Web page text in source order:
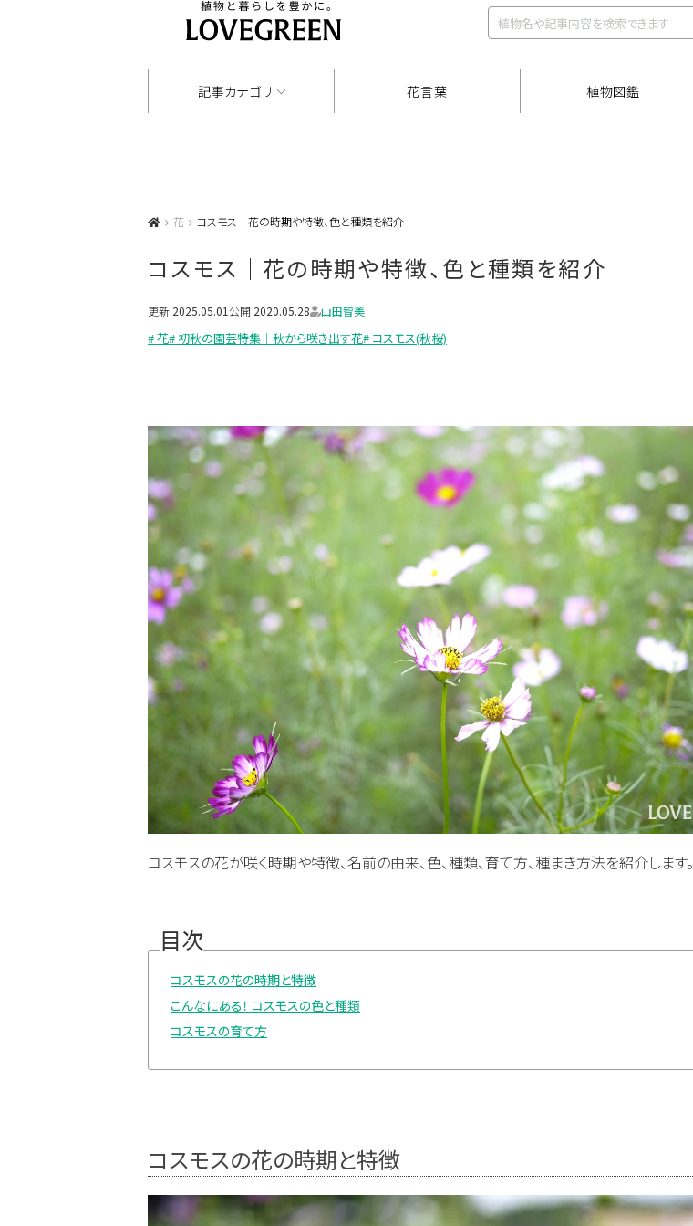
記事カテゴリ 花言葉 植物図鑑
花 コスモス｜花の時期や特徴、色と種類を紹介
コスモス｜花の時期や特徴、色と種類を紹介
更新 2025.05.01 公開 2020.05.28 山田智美
# 花# 初秋の園芸特集｜秋から咲き出す花# コスモス(秋桜)
コスモスの花が咲く時期や特徴、名前の由来、色、種類、育て方、種まき方法を紹介します。
目次
コスモスの花の時期と特徴
こんなにある！ コスモスの色と種類
コスモスの育て方
コスモスの花の時期と特徴